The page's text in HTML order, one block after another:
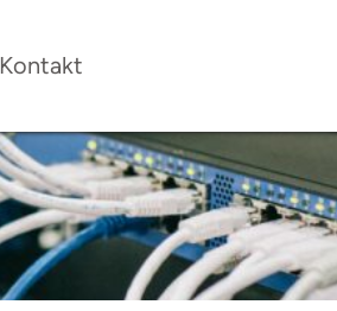
Kontakt